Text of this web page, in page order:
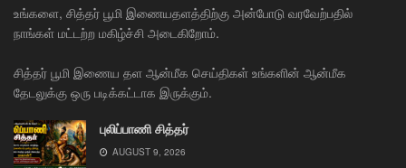
உங்களை, சித்தர் பூமி இணையதளத்திற்கு அன்போடு வரவேற்பதில்
நாங்கள் மட்டற்ற மகிழ்ச்சி அடைகிறோம்.
சித்தர் பூமி இணைய தள ஆன்மீக செய்திகள் உங்களின் ஆன்மீக
தேடலுக்கு ஒரு படிக்கட்டாக இருக்கும்.
புலிப்பாணி சித்தர்
AUGUST 9, 2026